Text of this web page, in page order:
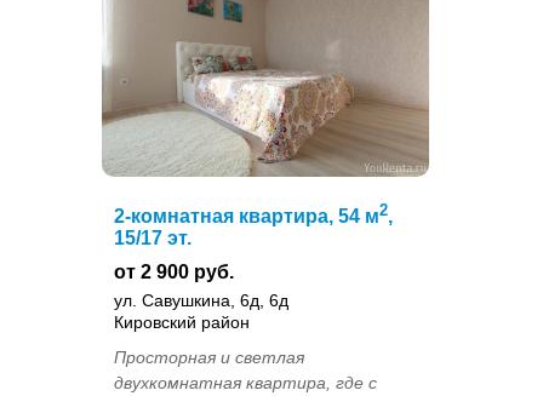
2-комнатная квартира, 54 м2,
15/17 эт.
от 2 900 руб.
ул. Савушкина, 6д, 6д
Кировский район
Просторная и светлая
двухкомнатная квартира, где с